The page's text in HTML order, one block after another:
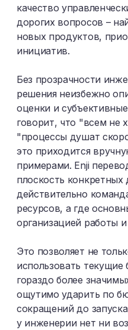
качество
дорогих вопросов –
новых продуктов,
инициатив.​
Без прозрачности
решения неизбежно
оценки и
говорит, что "всем не
"процессы душат
это приходится
примерами. Enji
плоскость
действительно
ресурсов, а где
организацией работы
Это позволяет не
использовать
гораздо более
ощутимо ударить по
сокращений до
у инженерии нет ни